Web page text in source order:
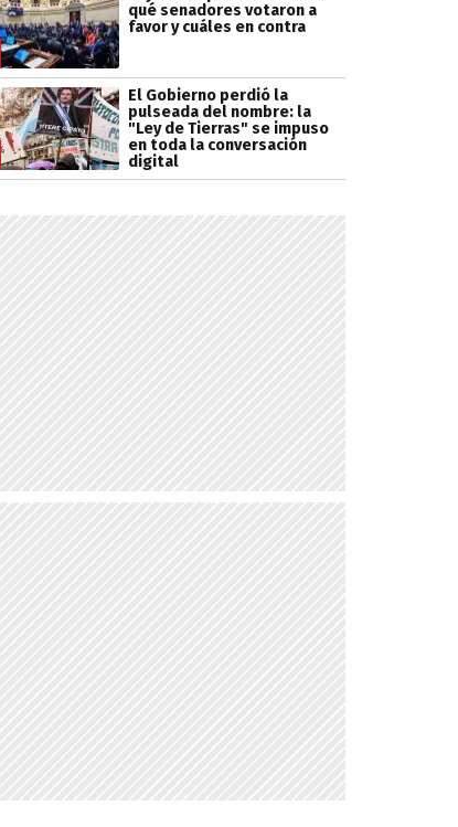
qué senadores votaron a
favor y cuáles en contra
El Gobierno perdió la
pulseada del nombre: la
"Ley de Tierras" se impuso
en toda la conversación
digital